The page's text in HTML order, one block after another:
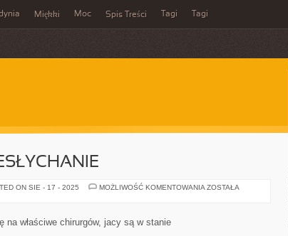
Miękki Moc Spis Treści Tagi Tagi
ON SIE - 17 - 2025 MOŻLIWOŚĆ KOMENTOWANIA AKTUALNIE
ZOSTAŁA
na właściwe chirurgów, jacy są w stanie